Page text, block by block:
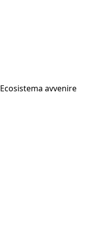
Ecosistema avvenire